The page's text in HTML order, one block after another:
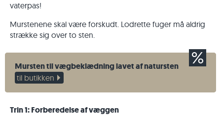
vaterpas!
Murstenene skal være forskudt. Lodrette fuger må aldrig
strække sig over to sten.
Mursten til vægbeklædning lavet af natursten
til butikken
Trin 1: Forberedelse af væggen